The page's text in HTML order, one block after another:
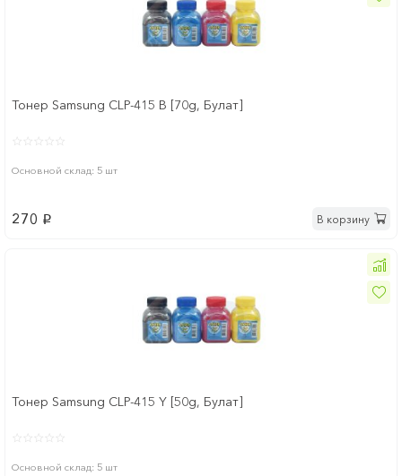
Тонер Samsung CLP-415 B [70g, Булат]
Основной склад: 5 шт
270 p В корзину
Тонер Samsung CLP-415 Y [50g, Булат]
Основной склад: 5 шт